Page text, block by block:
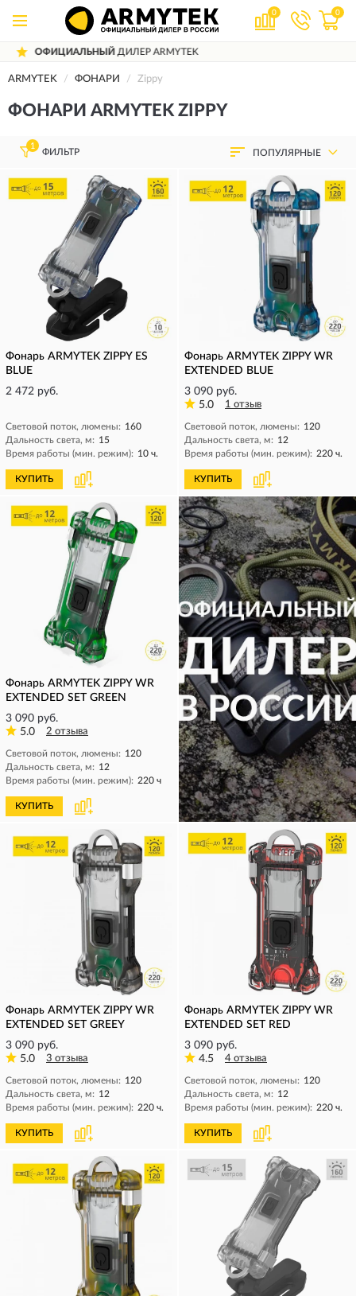
0 0
ARMYTEK ФОНАРИ Zippy
ФОНАРИ ARMYTEK ZIPPY
1
ФИЛЬТР ПОПУЛЯРНЫЕ
Фонарь ARMYTEK ZIPPY ES
BLUE
2 472 руб.
Световой поток, люмены: 160
Дальность света, м: 15
Время работы (мин. режим): 10 ч.
КУПИТЬ
Фонарь ARMYTEK ZIPPY WR
EXTENDED BLUE
3 090 руб.
5.0
1 отзыв
Световой поток, люмены: 120
Дальность света, м: 12
Время работы (мин. режим): 220 ч.
КУПИТЬ
Фонарь ARMYTEK ZIPPY WR
EXTENDED SET GREEN
3 090 руб.
5.0
2 отзыва
Световой поток, люмены: 120
Дальность света, м: 12
Время работы (мин. режим): 220 ч
КУПИТЬ КУПИТЬ
Фонарь ARMYTEK ZIPPY WR
EXTENDED SET GREEY
3 090 руб.
5.0
3 отзыва
Световой поток, люмены: 120
Дальность света, м: 12
Время работы (мин. режим): 220 ч.
КУПИТЬ
Фонарь ARMYTEK ZIPPY WR
EXTENDED SET RED
3 090 руб.
4.5
4 отзыва
Световой поток, люмены: 120
Дальность света, м: 12
Время работы (мин. режим): 220 ч.
КУПИТЬ